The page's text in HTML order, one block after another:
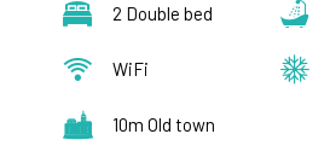
2 Double bed
WiFi
10m Old town